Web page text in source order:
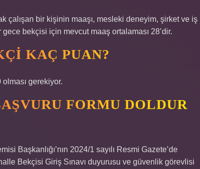
çalışan bir kişinin maaşı, mesleki deneyim, şirket ve iş
gece bekçisi için mevcut maaş ortalaması 28’dir.
KAÇ PUAN?
gerekiyor.
FORMU DOLDUR
Başkanlığı’nın 2024/1 sayılı Resmi Gazete’de
Bekçisi Giriş Sınavı duyurusu ve güvenlik görevlisi